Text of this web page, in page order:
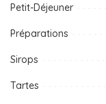
Petit-Déjeuner
Préparations
Sirops
Tartes